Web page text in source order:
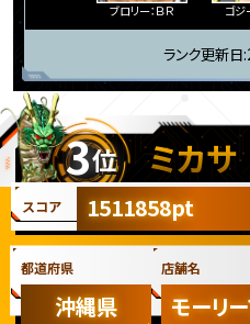
ブロリー：ＢＲ ゴジ
ランク更新
3位 ミカサ
スコア 1511858pt
都道府県
沖縄県
店舗名
モーリ